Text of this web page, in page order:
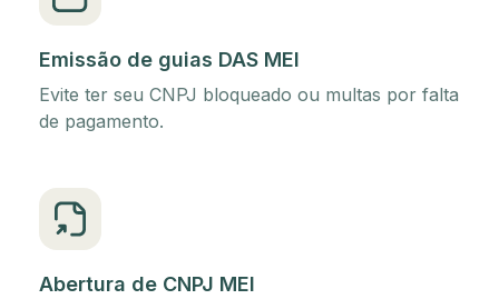
Emissão de guias DAS MEI
Evite ter seu CNPJ bloqueado ou multas por falta
de pagamento.
Abertura de CNPJ MEI